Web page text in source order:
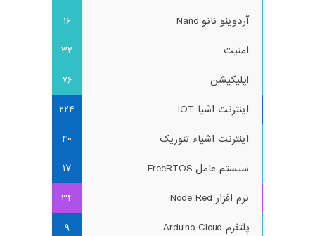
آردوینو نانو Nano
16
امنیت
32
اپلیکیشن
76
اینترنت اشیا IOT
224
اینترنت اشیاء تئوریک
40
سیستم عامل FreeRTOS
17
نرم افزار Node Red
34
پلتفرم Arduino Cloud
9